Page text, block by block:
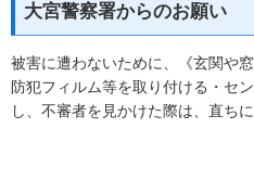
大宮警察署からのお願い
被害に遭わないために、《玄関や
防犯フィルム等を取り付ける・セ
し、不審者を見かけた際は、直ち